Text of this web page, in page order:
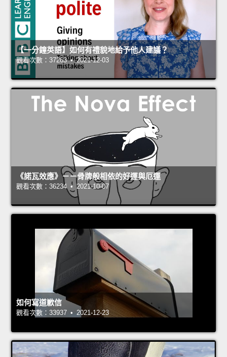
【一分鐘英語】如何有禮貌地給予他人建議？
觀看次數：37263 • 2021-12-03
《諾瓦效應》－－骨牌般相依的好運與厄運
觀看次數：36234 • 2021-10-07
如何寫道歉信
觀看次數：33937 • 2021-12-23